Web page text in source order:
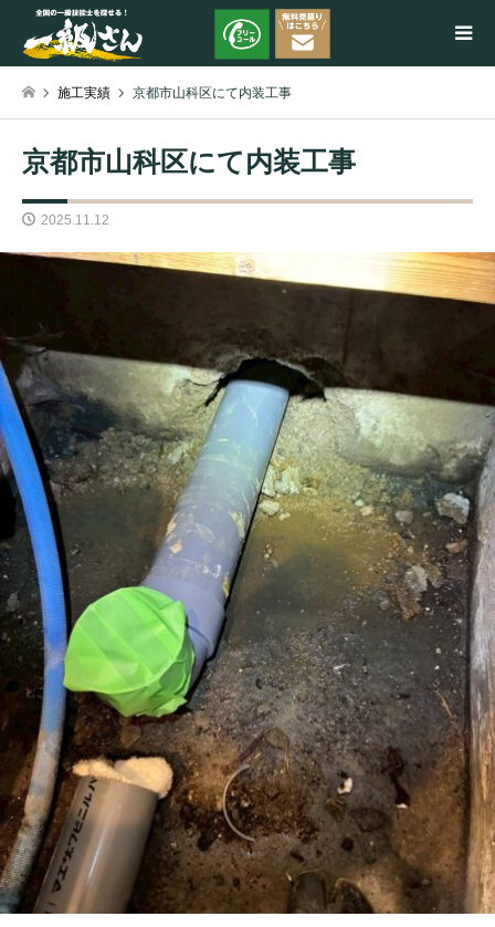
施工実績 京都市山科区にて内装工事
京都市山科区にて内装工事
2025.11.12